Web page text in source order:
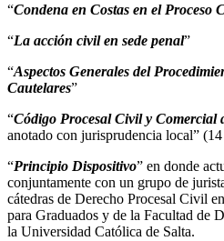
“Condena en Costas en el Proceso
“La acción civil en sede penal”
“Aspectos Generales del
Cautelares”
“Código Procesal Civil y Comercial
anotado con jurisprudencia local”
“Principio Dispositivo” en donde
conjuntamente con un grupo de
cátedras de Derecho Procesal Civil
para Graduados y de la Facultad de
la Universidad Católica de Salta.